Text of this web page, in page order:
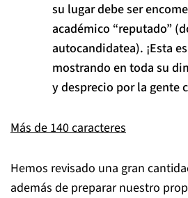
su lugar debe ser
académico “reputado”
autocandidatea). ¡Esta
mostrando en toda su
y desprecio por la gente
Más de 140 caracteres
Hemos revisado una gran
además de preparar nuestro